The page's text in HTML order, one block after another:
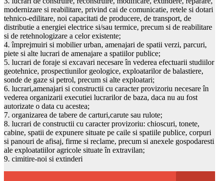
modernizare si reabilitare, privind cai de comunicatie, retele si dotari
tehnico-edilitare, noi capacitati de producere, de transport, de
distributie a energiei electrice si/sau termice, precum si de reabilitare
si de retehnologizare a celor existente;
4. împrejmuiri si mobilier urban, amenajari de spatii verzi, parcuri,
piete si alte lucrari de amenajare a spatiilor publice;
5. lucrari de foraje si excavari necesare în vederea efectuarii studiilor
geotehnice, prospectiunilor geologice, exploatarilor de balastiere,
sonde de gaze si petrol, precum si alte exploatari;
6. lucrari,amenajari si constructii cu caracter provizoriu necesare în
vederea organizarii executiei lucrarilor de baza, daca nu au fost
autorizate o data cu acestea;
7. organizarea de tabere de carturi,carute sau rulote;
8. lucrari de constructii cu caracter provizoriu: chioscuri, tonete,
cabine, spatii de expunere situate pe caile si spatiile publice, corpuri
si panouri de afisaj, firme si reclame, precum si anexele gospodaresti
ale exploatatiilor agricole situate în extravilan;
9. cimitire-noi si extinderi